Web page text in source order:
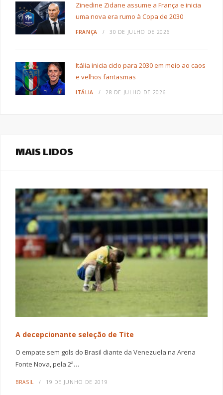
Zinedine Zidane assume a França e inicia
uma nova era rumo à Copa de 2030
FRANÇA 30 DE JULHO DE 2026
Itália inicia ciclo para 2030 em meio ao caos
e velhos fantasmas
ITÁLIA 28 DE JULHO DE 2026
MAIS LIDOS
A decepcionante seleção de Tite
O empate sem gols do Brasil diante da Venezuela na Arena
Fonte Nova, pela 2ª…
BRASIL 19 DE JUNHO DE 2019